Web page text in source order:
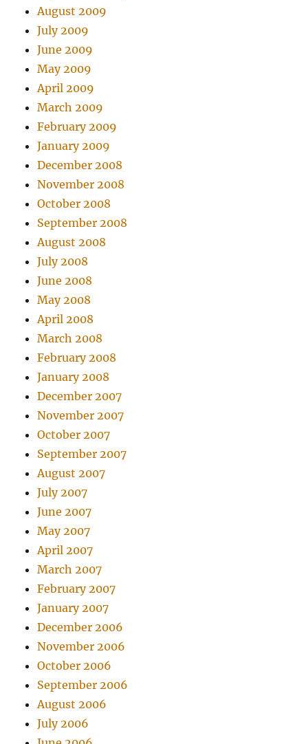
August 2009
July 2009
June 2009
May 2009
April 2009
March 2009
February 2009
January 2009
December 2008
November 2008
October 2008
September 2008
August 2008
July 2008
June 2008
May 2008
April 2008
March 2008
February 2008
January 2008
December 2007
November 2007
October 2007
September 2007
August 2007
July 2007
June 2007
May 2007
April 2007
March 2007
February 2007
January 2007
December 2006
November 2006
October 2006
September 2006
August 2006
July 2006